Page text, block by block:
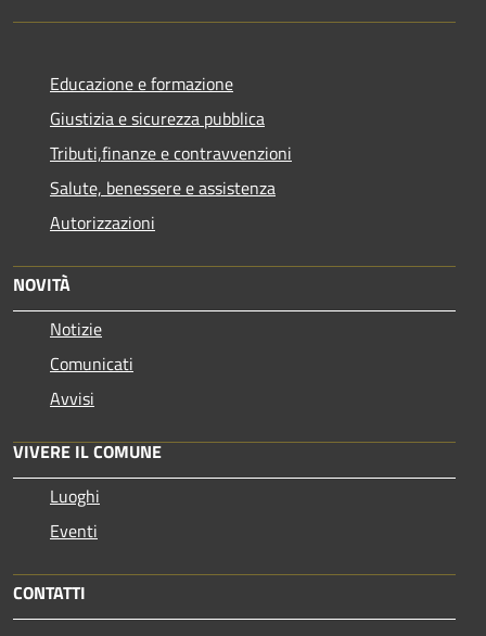
Educazione e formazione
Giustizia e sicurezza pubblica
Tributi,finanze e contravvenzioni
Salute, benessere e assistenza
Autorizzazioni
NOVITÀ
Notizie
Comunicati
Avvisi
VIVERE IL COMUNE
Luoghi
Eventi
CONTATTI